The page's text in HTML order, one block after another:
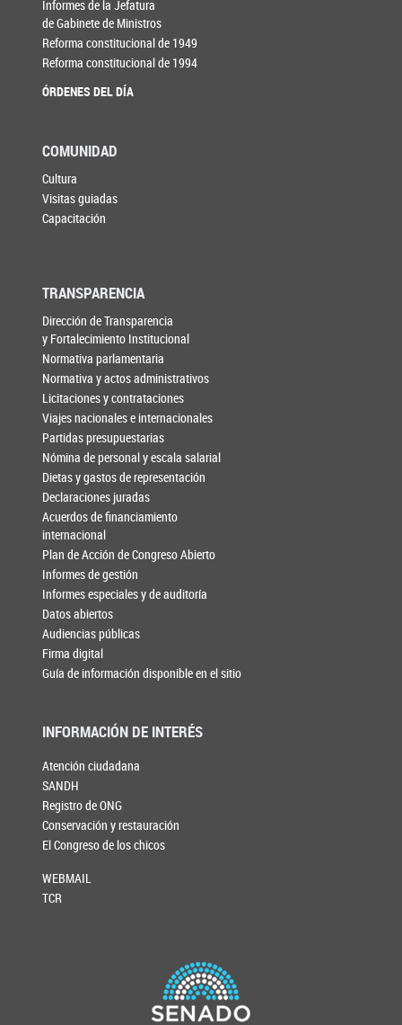
Informes de la Jefatura
de Gabinete de Ministros
Reforma constitucional de 1949
Reforma constitucional de 1994
ÓRDENES DEL DÍA
COMUNIDAD
Cultura
Visitas guiadas
Capacitación
TRANSPARENCIA
Dirección de Transparencia
y Fortalecimiento Institucional
Normativa parlamentaria
Normativa y actos administrativos
Licitaciones y contrataciones
Viajes nacionales e internacionales
Partidas presupuestarias
Nómina de personal y escala salarial
Dietas y gastos de representación
Declaraciones juradas
Acuerdos de financiamiento
internacional
Plan de Acción de Congreso Abierto
Informes de gestión
Informes especiales y de auditoría
Datos abiertos
Audiencias públicas
Firma digital
Guía de información disponible en el sitio
INFORMACIÓN DE INTERÉS
Atención ciudadana
SANDH
Registro de ONG
Conservación y restauración
El Congreso de los chicos
WEBMAIL
TCR